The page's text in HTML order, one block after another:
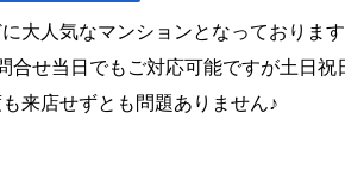
人気なマンションとなっておりま
せ当日でもご対応可能ですが土日
来店せずとも問題ありません♪